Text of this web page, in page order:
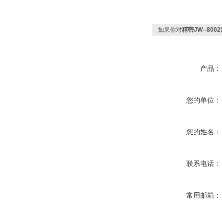
如果你对精密JW--8002
产品：
您的单位：
您的姓名：
联系电话：
常用邮箱：